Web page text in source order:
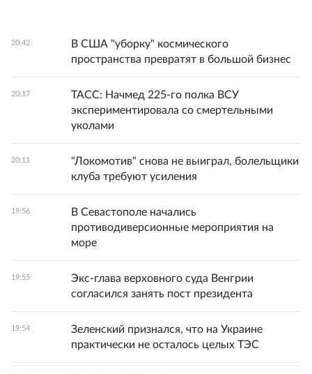
20:42
В США "уборку" космического
пространства превратят в большой бизнес
20:17
ТАСС: Начмед 225-го полка ВСУ
экспериментировала со смертельными
уколами
20:11
"Локомотив" снова не выиграл, болельщики
клуба требуют усиления
19:56
В Севастополе начались
противодиверсионные мероприятия на
море
19:55
Экс-глава верховного суда Венгрии
согласился занять пост президента
19:54
Зеленский признался, что на Украине
практически не осталось целых ТЭС